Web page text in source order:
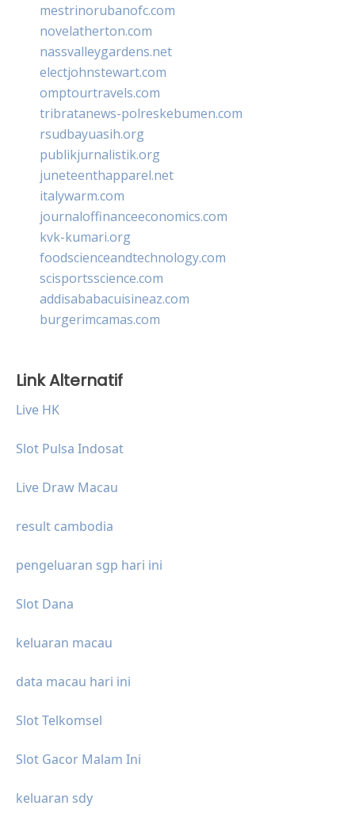
mestrinorubanofc.com
novelatherton.com
nassvalleygardens.net
electjohnstewart.com
omptourtravels.com
tribratanews-polreskebumen.com
rsudbayuasih.org
publikjurnalistik.org
juneteenthapparel.net
italywarm.com
journaloffinanceeconomics.com
kvk-kumari.org
foodscienceandtechnology.com
scisportsscience.com
addisababacuisineaz.com
burgerimcamas.com
Link Alternatif
Live HK
Slot Pulsa Indosat
Live Draw Macau
result cambodia
pengeluaran sgp hari ini
Slot Dana
keluaran macau
data macau hari ini
Slot Telkomsel
Slot Gacor Malam Ini
keluaran sdy